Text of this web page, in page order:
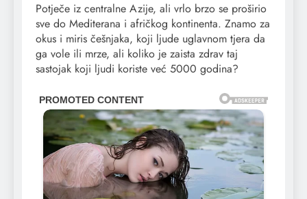
Potječe iz centralne Azije, ali vrlo brzo se proširio
sve do Mediterana i afričkog kontinenta. Znamo za
okus i miris češnjaka, koji ljude uglavnom tjera da
ga vole ili mrze, ali koliko je zaista zdrav taj
sastojak koji ljudi koriste već 5000 godina?